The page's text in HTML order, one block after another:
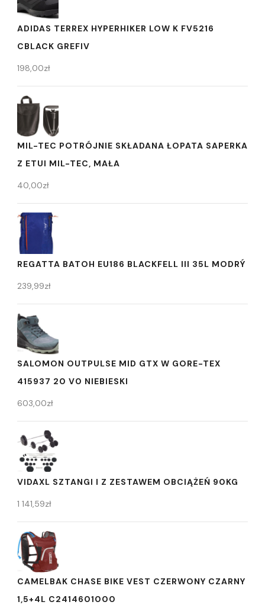
ADIDAS TERREX HYPERHIKER LOW K FV5216
CBLACK GREFIV
198,00zł
MIL-TEC POTRÓJNIE SKŁADANA ŁOPATA SAPERKA
Z ETUI MIL-TEC, MAŁA
40,00zł
REGATTA BATOH EU186 BLACKFELL III 35L MODRÝ
239,99zł
SALOMON OUTPULSE MID GTX W GORE-TEX
415937 20 V0 NIEBIESKI
603,00zł
VIDAXL SZTANGI I Z ZESTAWEM OBCIĄŻEŃ 90KG
1 141,59zł
CAMELBAK CHASE BIKE VEST CZERWONY CZARNY
1,5+4L C2414601000